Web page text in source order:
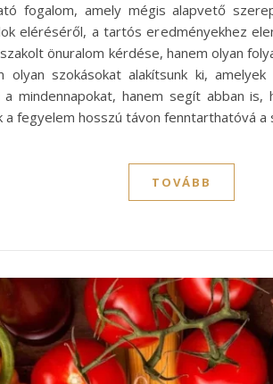
fogalom, amely mégis alapvető
eléréséről, a tartós eredményekhez
önuralom kérdése, hanem olyan
olyan szokásokat alakítsunk ki,
mindennapokat, hanem segít abban
fegyelem hosszú távon fenntarthatóvá a
TOVÁBB